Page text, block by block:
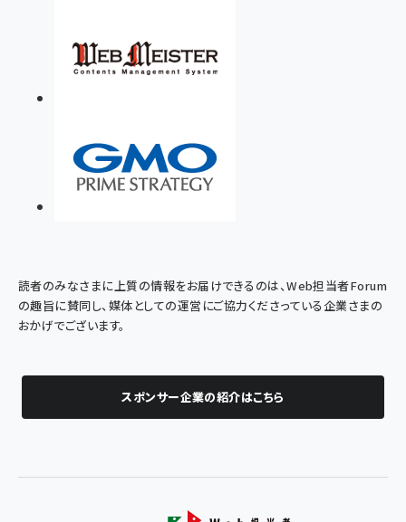
読者のみなさまに上質の情報をお届けできるのは、Web担当者Forum
の趣旨に賛同し、媒体としての運営にご協力くださっている企業さまの
おかげでございます。
スポンサー企業の紹介はこちら